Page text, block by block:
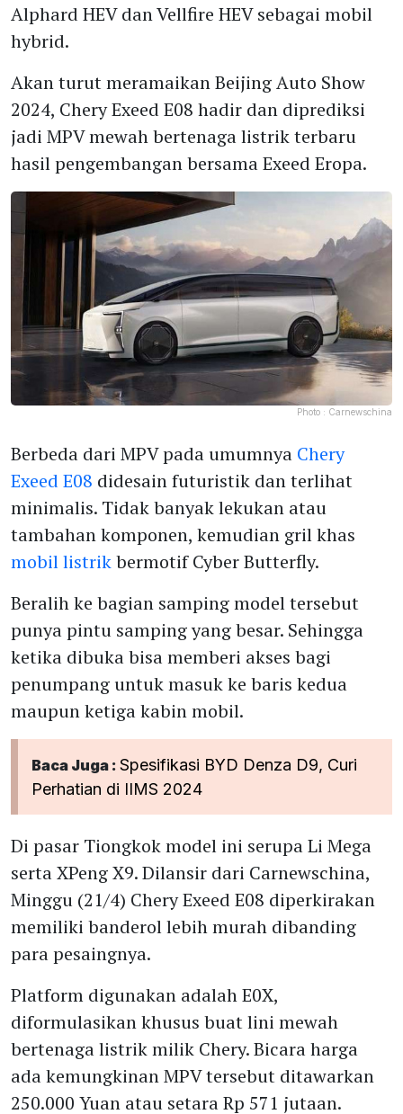
Alphard HEV dan Vellfire HEV sebagai mobil
hybrid.
Akan turut meramaikan Beijing Auto Show
2024, Chery Exeed E08 hadir dan diprediksi
jadi MPV mewah bertenaga listrik terbaru
hasil pengembangan bersama Exeed Eropa.
Photo : Carnewschina
Berbeda dari MPV pada umumnya Chery
Exeed E08 didesain futuristik dan terlihat
minimalis. Tidak banyak lekukan atau
tambahan komponen, kemudian gril khas
mobil listrikbermotif Cyber Butterfly.
Beralih ke bagian samping model tersebut
punya pintu samping yang besar. Sehingga
ketika dibuka bisa memberi akses bagi
penumpang untuk masuk ke baris kedua
maupun ketiga kabin mobil.
Baca Juga : Spesifikasi BYD Denza D9, Curi
Perhatian di IIMS 2024
Di pasar Tiongkok model ini serupa Li Mega
serta XPeng X9. Dilansir dari Carnewschina,
Minggu (21/4) Chery Exeed E08 diperkirakan
memiliki banderol lebih murah dibanding
para pesaingnya.
Platform digunakan adalah E0X,
diformulasikan khusus buat lini mewah
bertenaga listrik milik Chery. Bicara harga
ada kemungkinan MPV tersebut ditawarkan
250.000 Yuan atau setara Rp 571 jutaan.